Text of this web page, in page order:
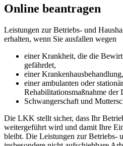
Online beantragen
Leistungen zur Betriebs- und
erhalten, wenn Sie ausfallen wegen
einer Krankheit, die die
gefährdet,
einer Krankenhausbehandlung,
einer ambulanten oder
Rehabilitationsmaßnahme
Schwangerschaft und
Die LKK stellt sicher, dass Ihr
weitergeführt wird und damit Ihre
bleibt. Die Leistungen zur Betriebs-